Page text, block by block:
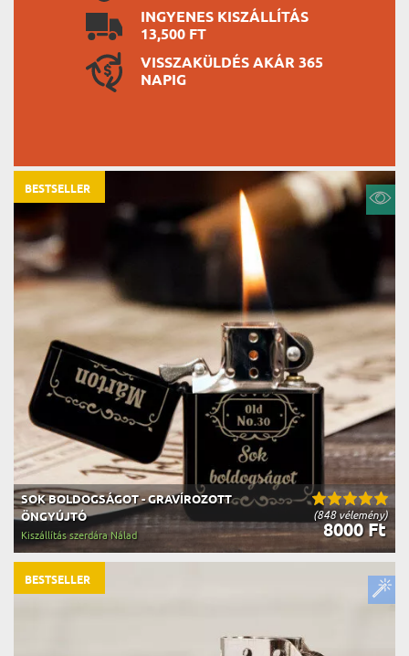
INGYENES KISZÁLLÍTÁS
13,500 FT
VISSZAKÜLDÉS AKÁR 365
NAPIG
(848 vélemény)
SOK BOLDOGSÁGOT - GRAVÍROZOTT
ÖNGYÚJTÓ
8000 Ft
Kiszállítás szerdára Nálad
BESTSELLER
BESTSELLER